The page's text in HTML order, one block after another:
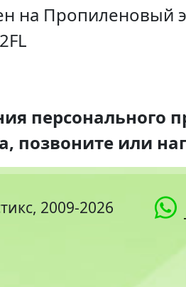
персонального
позвоните или
2009-2026